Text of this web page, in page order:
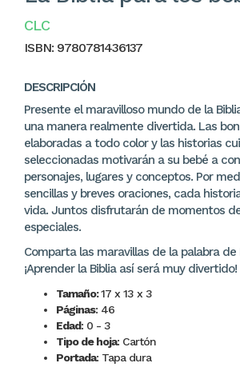
CLC
ISBN: 9780781436137
DESCRIPCIÓN
Presente el maravilloso mundo de la
una manera realmente divertida. Las
elaboradas a todo color y las historias
seleccionadas motivarán a su bebé a
personajes, lugares y conceptos. Por
sencillas y breves oraciones, cada
vida. Juntos disfrutarán de momentos
especiales.
Comparta las maravillas de la palabra de
¡Aprender la Biblia así será muy divertido!
Tamaño:17 x 13 x 3
Páginas: 46
Edad: 0 - 3
Tipo de hoja: Cartón
Portada: Tapa dura